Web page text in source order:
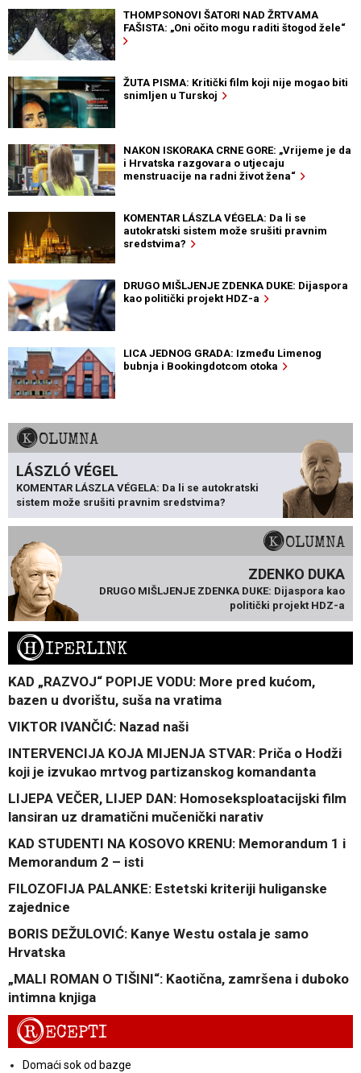
THOMPSONOVI ŠATORI NAD ŽRTVAMA
FAŠISTA: „Oni očito mogu raditi štogod žele“
ŽUTA PISMA: Kritički film koji nije mogao biti
snimljen u Turskoj
NAKON ISKORAKA CRNE GORE: „Vrijeme je da
i Hrvatska razgovara o utjecaju
menstruacije na radni život žena“
KOMENTAR LÁSZLA VÉGELA: Da li se
autokratski sistem može srušiti pravnim
sredstvima?
DRUGO MIŠLJENJE ZDENKA DUKE: Dijaspora
kao politički projekt HDZ-a
LICA JEDNOG GRADA: Između Limenog
bubnja i Bookingdotcom otoka
KOLUMNA
LÁSZLÓ VÉGEL
KOMENTAR LÁSZLA VÉGELA: Da li se autokratski
sistem može srušiti pravnim sredstvima?
KOLUMNA
ZDENKO DUKA
DRUGO MIŠLJENJE ZDENKA DUKE: Dijaspora kao
politički projekt HDZ-a
HIPERLINK
KAD „RAZVOJ“ POPIJE VODU: More pred kućom,
bazen u dvorištu, suša na vratima
VIKTOR IVANČIĆ: Nazad naši
INTERVENCIJA KOJA MIJENJA STVAR: Priča o Hodži
koji je izvukao mrtvog partizanskog komandanta
LIJEPA VEČER, LIJEP DAN: Homoseksploatacijski film
lansiran uz dramatični mučenički narativ
KAD STUDENTI NA KOSOVO KRENU: Memorandum 1 i
Memorandum 2 – isti
FILOZOFIJA PALANKE: Estetski kriteriji huliganske
zajednice
BORIS DEŽULOVIĆ: Kanye Westu ostala je samo
Hrvatska
„MALI ROMAN O TIŠINI“: Kaotična, zamršena i duboko
intimna knjiga
RECEPTI
Domaći sok od bazge